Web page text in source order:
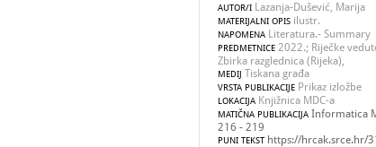
AUTOR/I Lazanja-Dušević, Marija
MATERIJALNI OPIS ilustr.
NAPOMENA Literatura.- Summary
PREDMETNICE 2022.; Riječke
Zbirka razglednica (Rijeka),
MEDIJ Tiskana građa
VRSTA PUBLIKACIJE Prikaz izložbe
LOKACIJA Knjižnica MDC-a
MATIČNA PUBLIKACIJA Informatica
216 - 219
PUNI TEKST https://hrcak.srce.hr/